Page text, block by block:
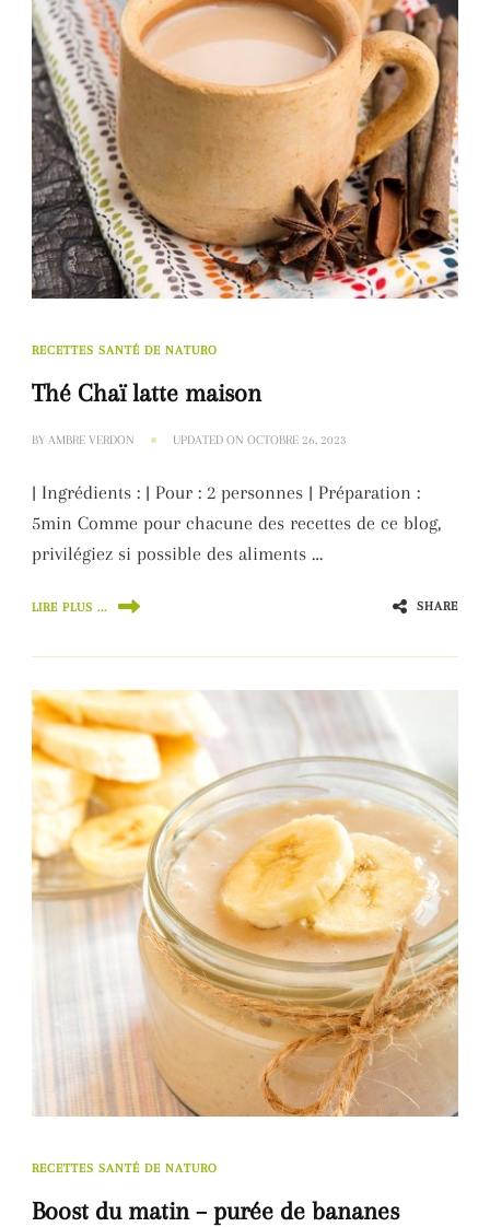
RECETTES SANTÉ DE NATURO
Thé Chaï latte maison
BY AMBRE VERDON UPDATED ON OCTOBRE 26, 2023
| Ingrédients : | Pour : 2 personnes | Préparation :
5min Comme pour chacune des recettes de ce blog,
privilégiez si possible des aliments …
LIRE PLUS ... SHARE
RECETTES SANTÉ DE NATURO
Boost du matin – purée de bananes